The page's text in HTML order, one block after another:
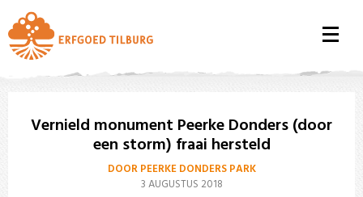
Vernield monument Peerke Donders (door
een storm) fraai hersteld
DOOR PEERKE DONDERS PARK
3 AUGUSTUS 2018